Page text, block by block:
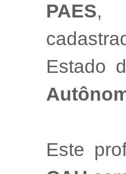
PAES,
Estado
Este